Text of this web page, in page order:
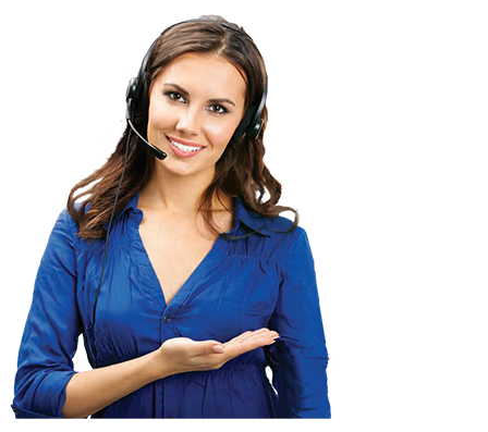
гладильных систем
глинтвейн-мейкеров
глубинных вибраторов
гомогенизаторов
gps часов
gps навигаторов
gps трекеров
градирней
графических планшетов
граниторов
граверов
гребных тренажеров
грелок
грелок для ног
грелок для спины и шеи
греющих кабелей
грилей
грилей для кур
грилей для шаурмы
громкоговорителей
гвоздезабивных пистолетов
hd камер